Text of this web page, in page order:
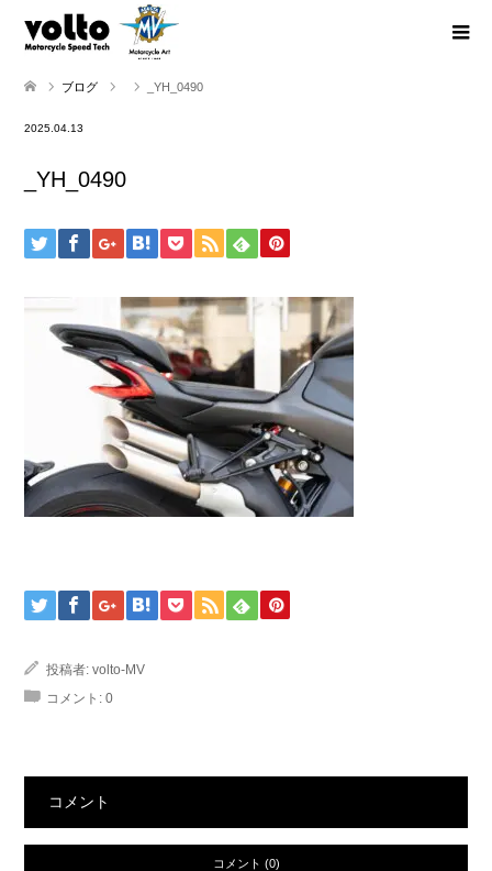
ブログ _YH_0490
2025.04.13
_YH_0490
投稿者: volto-MV
コメント: 0
コメント
コメント (0)